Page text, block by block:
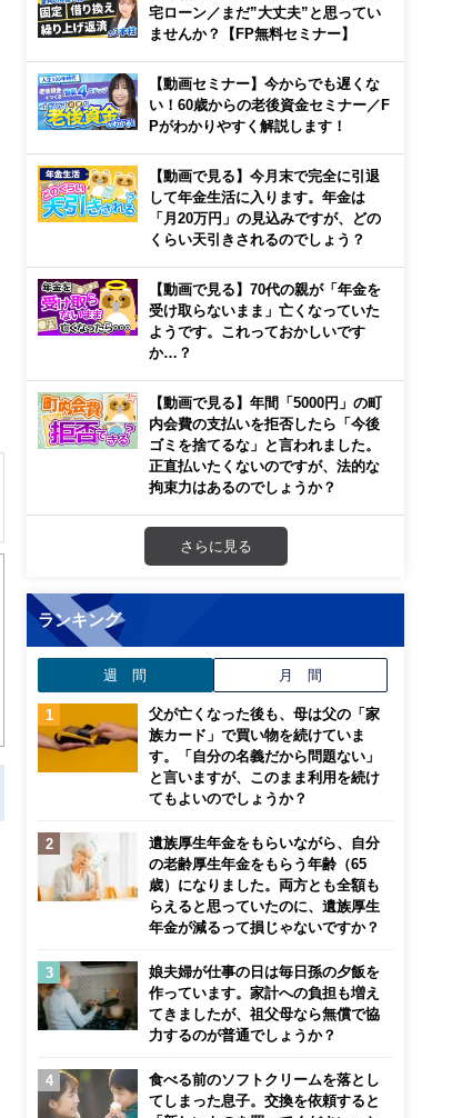
宅ローン／まだ”大丈夫”と思ってい
ませんか？【FP無料セミナー】
【動画セミナー】今からでも遅くな
い！60歳からの老後資金セミナー／F
Pがわかりやすく解説します！
【動画で見る】今月末で完全に引退
して年金生活に入ります。年金は
「月20万円」の見込みですが、どの
くらい天引きされるのでしょう？
【動画で見る】70代の親が「年金を
受け取らないまま」亡くなっていた
ようです。これっておかしいです
か…？
【動画で見る】年間「5000円」の町
内会費の支払いを拒否したら「今後
ゴミを捨てるな」と言われました。
正直払いたくないのですが、法的な
拘束力はあるのでしょうか？
さらに見る
ランキング
週 間 月 間
父が亡くなった後も、母は父の「家
族カード」で買い物を続けていま
す。「自分の名義だから問題ない」
と言いますが、このまま利用を続け
てもよいのでしょうか？
遺族厚生年金をもらいながら、自分
の老齢厚生年金をもらう年齢（65
歳）になりました。両方とも全額も
らえると思っていたのに、遺族厚生
年金が減るって損じゃないですか？
娘夫婦が仕事の日は毎日孫の夕飯を
作っています。家計への負担も増え
てきましたが、祖父母なら無償で協
力するのが普通でしょうか？
食べる前のソフトクリームを落とし
てしまった息子。交換を依頼すると